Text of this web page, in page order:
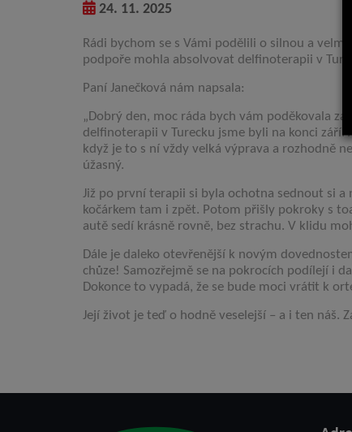
24. 11. 2025
Rádi bychom se s Vámi podělili o silnou a
podpoře mohla absolvovat delfinoterapii v
Paní Janečková nám napsala:
„Dobrý den, moc ráda bych vám poděkovala
delfinoterapii v Turecku jsme byli na konci září.
když je to s ní vždy velká výprava a rozhodně
úžasný.
Již po první terapii si byla ochotna sednout si
kočárkem tam i zpět. Potom přišly pokroky s
autě sedí krásně rovně, bez strachu. V klidu
Dále je daleko otevřenější k novým
chůze! Samozřejmě se na pokrocích podílejí i
Dokonce to vypadá, že se bude moci vrátit k
Její život je teď o hodně veselejší – a i ten náš.